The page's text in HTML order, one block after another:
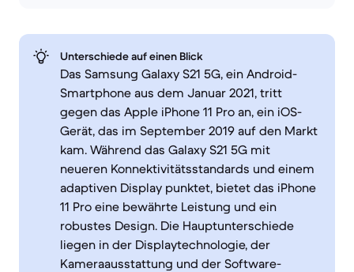
Unterschiede auf einen Blick
Das Samsung Galaxy S21 5G, ein Android-
Smartphone aus dem Januar 2021, tritt
gegen das Apple iPhone 11 Pro an, ein iOS-
Gerät, das im September 2019 auf den Markt
kam. Während das Galaxy S21 5G mit
neueren Konnektivitätsstandards und einem
adaptiven Display punktet, bietet das iPhone
11 Pro eine bewährte Leistung und ein
robustes Design. Die Hauptunterschiede
liegen in der Displaytechnologie, der
Kameraausstattung und der Software-